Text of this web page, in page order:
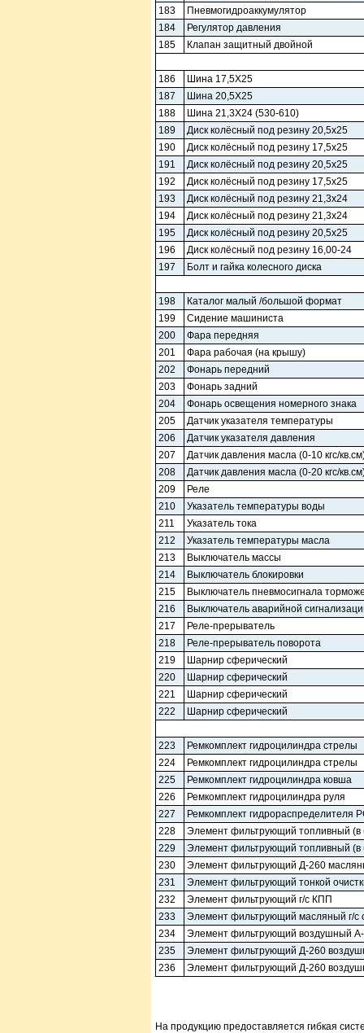
183
Пневмогидроаккумулятор
184
Регулятор давления
185
Клапан защитный двойной
186
Шина 17,5Х25
187
Шина 20,5Х25
188
Шина 21,3Х24 (530-610)
189
Диск колёсный под резину 20,5х25
190
Диск колёсный под резину 17,5х25
191
Диск колёсный под резину 20,5х25
192
Диск колёсный под резину 17,5х25
193
Диск колёсный под резину 21,3х24
194
Диск колёсный под резину 21,3х24
195
Диск колёсный под резину 20,5х25
196
Диск колёсный под резину 16,00-24
197
Болт и гайка колесного диска
198
Каталог малый /большой формат
199
Сидение машиниста
200
Фара передняя
201
Фара рабочая (на крышу)
202
Фонарь передний
203
Фонарь задний
204
Фонарь освещения номерного знака
205
Датчик указателя температуры
206
Датчик указателя давления
207
Датчик давления масла (0-10 кгс/
208
Датчик давления масла (0-20 кгс/
209
Реле
210
Указатель температуры воды
211
Указатель тока
212
Указатель температуры масла
213
Выключатель массы
214
Выключатель блокировки
215
Выключатель пневмосигнала
216
Выключатель аварийной
217
Реле-прерыватель
218
Реле-прерыватель поворота
219
Шарнир сферический
220
Шарнир сферический
221
Шарнир сферический
222
Шарнир сферический
223
Ремкомплект гидроцилиндра стрелы
224
Ремкомплект гидроцилиндра стрелы
225
Ремкомплект гидроцилиндра ковша
226
Ремкомплект гидроцилиндра руля
227
Ремкомплект гидрораспределителя
228
Элемент фильтрующий топливный (в
229
Элемент фильтрующий топливный (в
230
Элемент фильтрующий Д-260
231
Элемент фильтрующий тонкой
232
Элемент фильтрующий г/с КПП
233
Элемент фильтрующий масляный г/с
234
Элемент фильтрующий воздушный
235
Элемент фильтрующий Д-260
236
Элемент фильтрующий Д-260
На продукцию предоставляется гибкая